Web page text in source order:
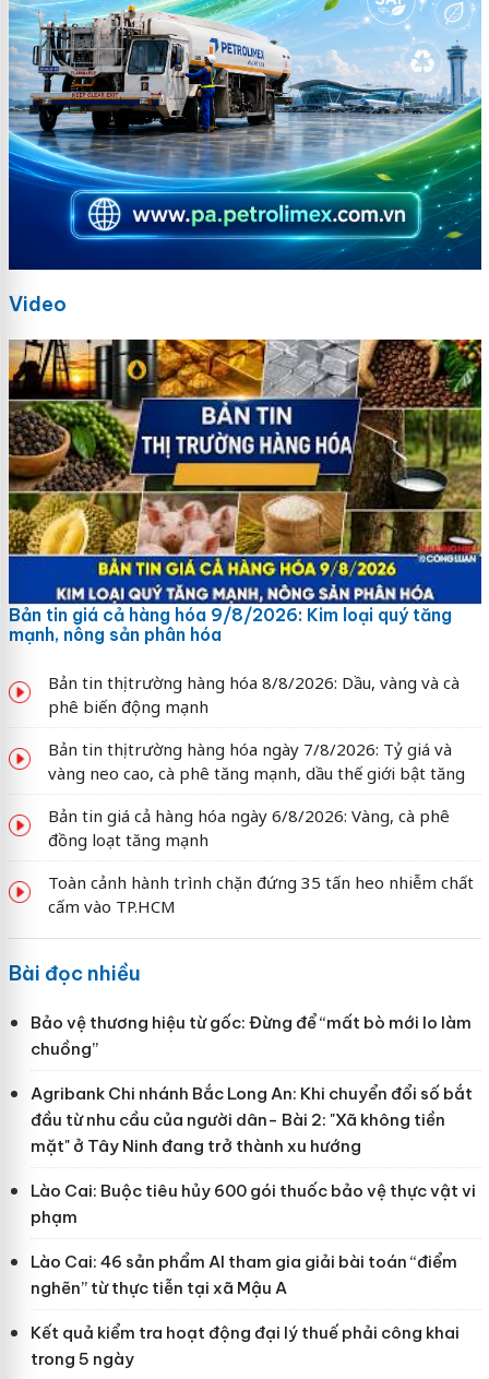
Video
Bản tin giá cả hàng hóa 9/8/2026: Kim loại quý tăng
mạnh, nông sản phân hóa
Bản tin thị trường hàng hóa 8/8/2026: Dầu, vàng và cà
phê biến động mạnh
Bản tin thị trường hàng hóa ngày 7/8/2026: Tỷ giá và
vàng neo cao, cà phê tăng mạnh, dầu thế giới bật tăng
Bản tin giá cả hàng hóa ngày 6/8/2026: Vàng, cà phê
đồng loạt tăng mạnh
Toàn cảnh hành trình chặn đứng 35 tấn heo nhiễm chất
cấm vào TP.HCM
Bài đọc nhiều
Bảo vệ thương hiệu từ gốc: Đừng để “mất bò mới lo làm
chuồng”
Agribank Chi nhánh Bắc Long An: Khi chuyển đổi số bắt
đầu từ nhu cầu của người dân- Bài 2: "Xã không tiền
mặt" ở Tây Ninh đang trở thành xu hướng
Lào Cai: Buộc tiêu hủy 600 gói thuốc bảo vệ thực vật vi
phạm
Lào Cai: 46 sản phẩm AI tham gia giải bài toán “điểm
nghẽn” từ thực tiễn tại xã Mậu A
Kết quả kiểm tra hoạt động đại lý thuế phải công khai
trong 5 ngày